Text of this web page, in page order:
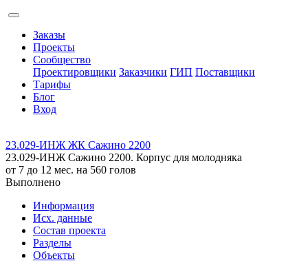
Заказы
Проекты
Сообщество
Проектировщики Заказчики ГИП Поставщики
Тарифы
Блог
Вход
23.029-ИНЖ ЖК Сажино 2200
23.029-ИНЖ Сажино 2200. Корпус для молодняка
от 7 до 12 мес. на 560 голов
Выполнено
Информация
Исх. данные
Состав проекта
Разделы
Объекты